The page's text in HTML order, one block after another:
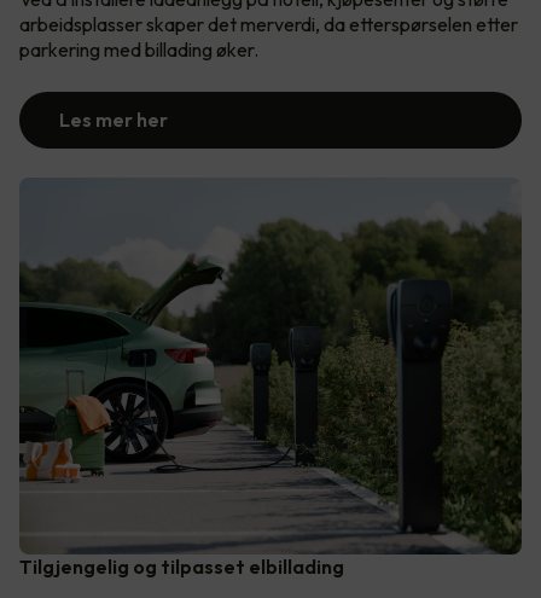
arbeidsplasser skaper det merverdi, da etterspørselen etter
parkering med billading øker.
Les mer her
Tilgjengelig og tilpasset elbillading